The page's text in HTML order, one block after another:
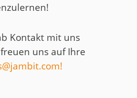
Kontakt mit uns
uns auf Ihre